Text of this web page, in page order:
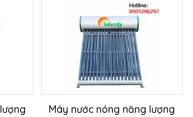
Máy nước nóng năng lượng